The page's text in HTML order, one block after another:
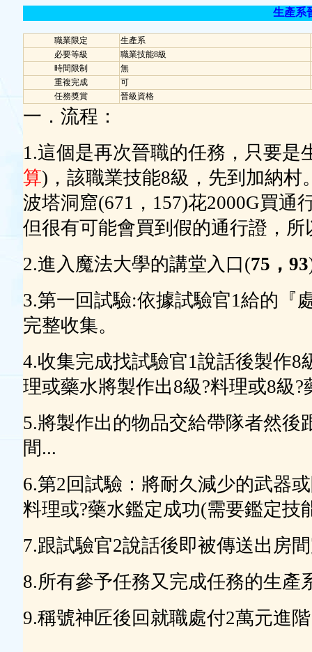
生產系
職業限定
生產系
必要等級
職業技能8級
時間限制
無
重複完成
可
任務獎賞
晉級資格
一．流程：
1.這個是再次晉職的任務，只要是
算)，該職業技能8級，先到加納村
波塔洞窟(671，157)花2000G買通
但很有可能會買到假的通行證，
2.進入魔法大學的講堂入口(75，93
3.第一回試驗:依據試驗官1給的『
完整收集。
4.收集完成找試驗官1說話後製作
理或藥水將製作出8級?料理或8級?
5.將製作出的物品交給帶隊者然後
間...
6.第2回試驗：將耐久減少的武器
料理或?藥水鑑定成功(需要鑑定技
7.跟試驗官2說話後即被傳送出房
8.所有參予任務又完成任務的生產
9.稱號神匠後回就職處付2萬元進